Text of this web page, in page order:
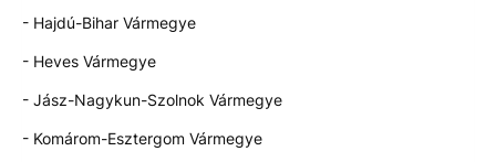
- Hajdú-Bihar Vármegye
- Heves Vármegye
- Jász-Nagykun-Szolnok Vármegye
- Komárom-Esztergom Vármegye